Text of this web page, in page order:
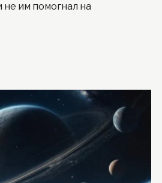
не им помогнал на